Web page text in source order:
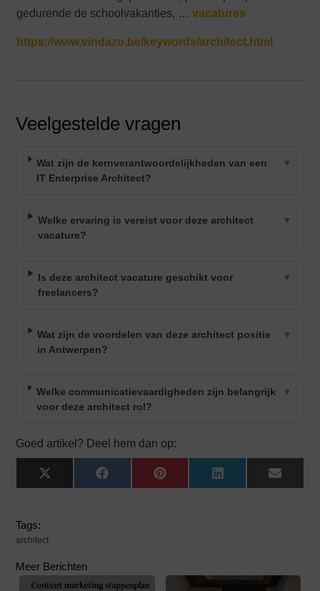
gedurende de schoolvakanties, …vacatures
https://www.vindazo.be/keywords/architect.html
Veelgestelde vragen
Wat zijn de kernverantwoordelijkheden van een
IT Enterprise Architect?
▼
Welke ervaring is vereist voor deze architect
vacature?
▼
Is deze architect vacature geschikt voor
freelancers?
▼
Wat zijn de voordelen van deze architect positie
in Antwerpen?
▼
Welke communicatievaardigheden zijn belangrijk
voor deze architect rol?
▼
Goed artikel? Deel hem dan op:
X
(Twitter)
Facebook Pinterest LinkedIn Email
Tags:
architect
Meer Berichten